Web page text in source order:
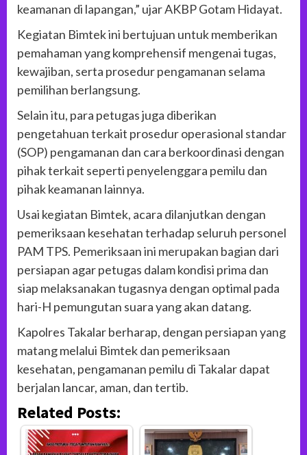
keamanan di lapangan,” ujar AKBP Gotam Hidayat.
Kegiatan Bimtek ini bertujuan untuk memberikan
pemahaman yang komprehensif mengenai tugas,
kewajiban, serta prosedur pengamanan selama
pemilihan berlangsung.
Selain itu, para petugas juga diberikan
pengetahuan terkait prosedur operasional standar
(SOP) pengamanan dan cara berkoordinasi dengan
pihak terkait seperti penyelenggara pemilu dan
pihak keamanan lainnya.
Usai kegiatan Bimtek, acara dilanjutkan dengan
pemeriksaan kesehatan terhadap seluruh personel
PAM TPS. Pemeriksaan ini merupakan bagian dari
persiapan agar petugas dalam kondisi prima dan
siap melaksanakan tugasnya dengan optimal pada
hari-H pemungutan suara yang akan datang.
Kapolres Takalar berharap, dengan persiapan yang
matang melalui Bimtek dan pemeriksaan
kesehatan, pengamanan pemilu di Takalar dapat
berjalan lancar, aman, dan tertib.
Related Posts: